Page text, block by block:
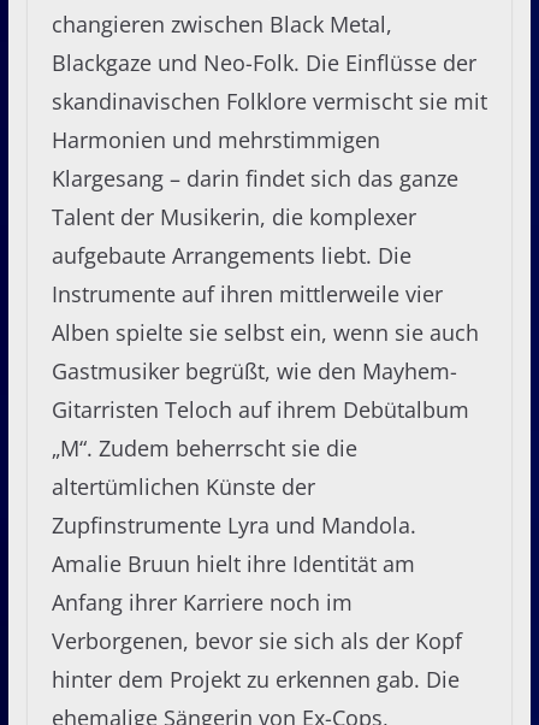
changieren zwischen Black Metal,
Blackgaze und Neo-Folk. Die Einflüsse der
skandinavischen Folklore vermischt sie mit
Harmonien und mehrstimmigen
Klargesang – darin findet sich das ganze
Talent der Musikerin, die komplexer
aufgebaute Arrangements liebt. Die
Instrumente auf ihren mittlerweile vier
Alben spielte sie selbst ein, wenn sie auch
Gastmusiker begrüßt, wie den Mayhem-
Gitarristen Teloch auf ihrem Debütalbum
„M“. Zudem beherrscht sie die
altertümlichen Künste der
Zupfinstrumente Lyra und Mandola.
Amalie Bruun hielt ihre Identität am
Anfang ihrer Karriere noch im
Verborgenen, bevor sie sich als der Kopf
hinter dem Projekt zu erkennen gab. Die
ehemalige Sängerin von Ex-Cops,